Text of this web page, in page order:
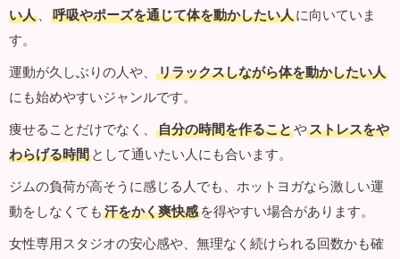
い人 、 呼吸やポーズを通じて体を動かしたい人に向いていま
す。
運動が久しぶりの人や、
リラックスしながら体を動かしたい人
にも始めやすいジャンルです。
痩せることだけでなく、
自分の時間を作ることやストレスをや
わらげる時間 として通いたい人にも合います。
ジムの負荷が高そうに感じる人でも、ホットヨガなら激しい運
動をしなくても 汗をかく爽快感 を得やすい場合があります。
女性専用スタジオの安心感や、無理なく続けられる回数かも確